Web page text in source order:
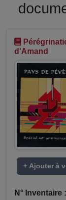
d'Amand
+ Ajouter à
N° Inventaire :